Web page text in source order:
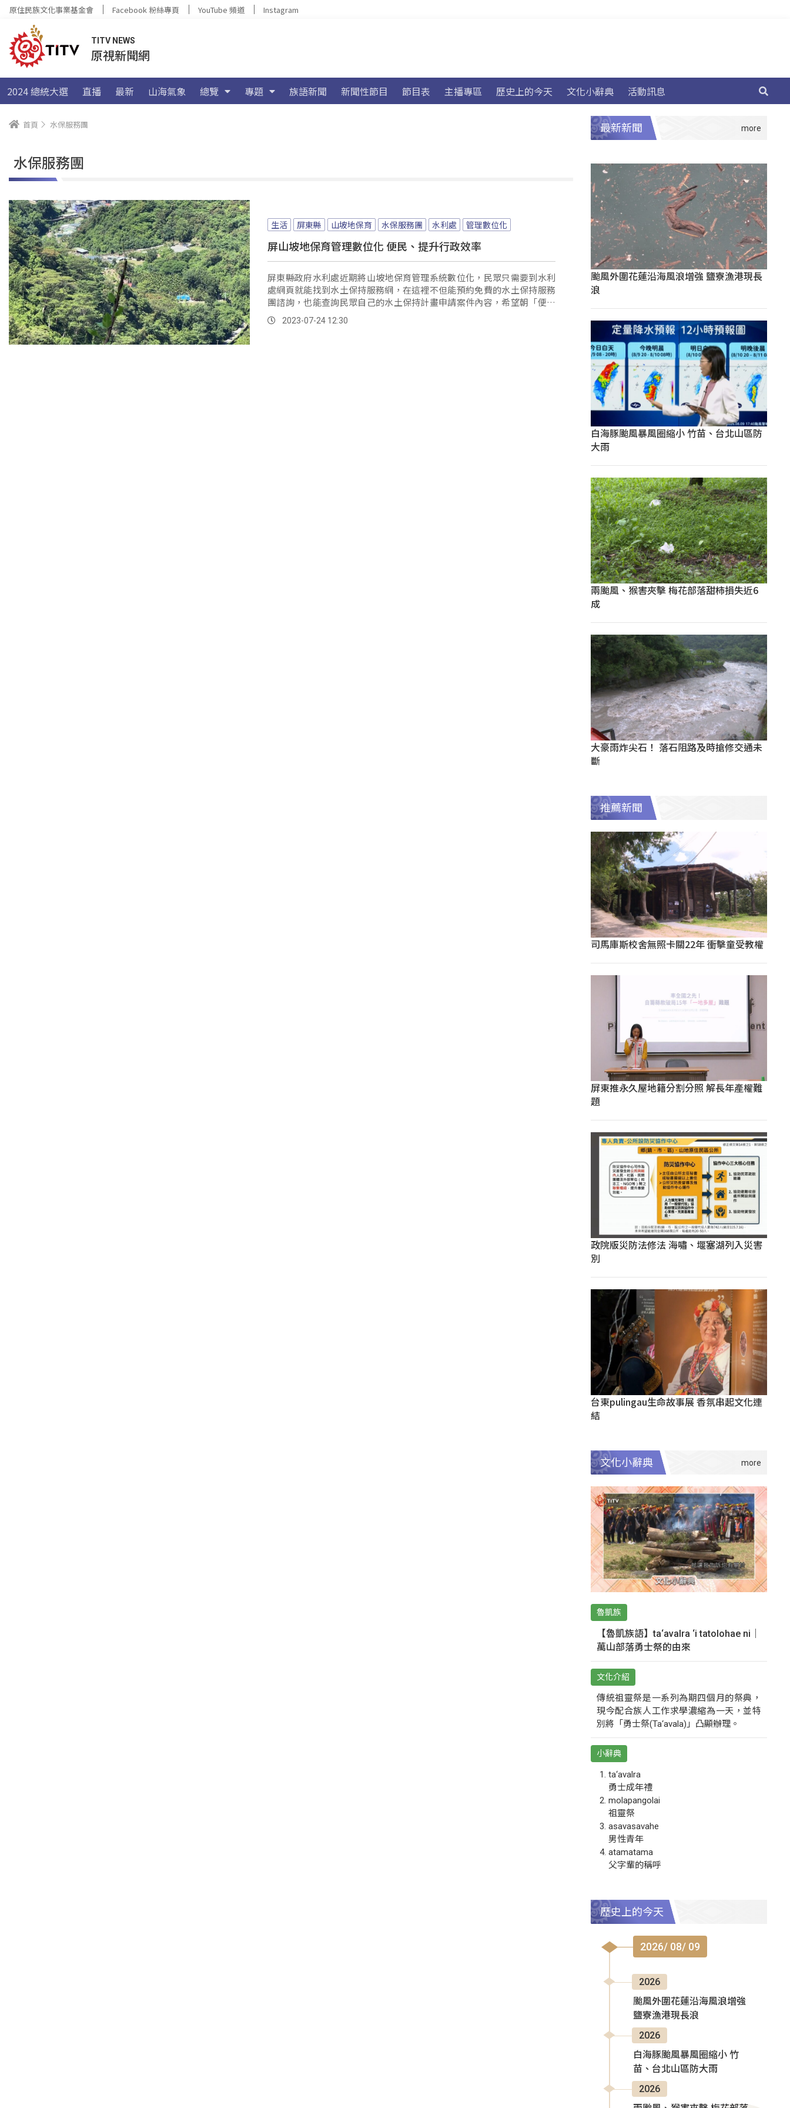
原住民族文化事業基金會 Facebook 粉絲專頁 YouTube 頻道 Instagram
TITV NEWS
原視新聞網
2024 總統大選 直播 最新 山海氣象 總覽 專題 族語新聞 新聞性節目 節目表 主播專區 歷史上的今天 文化小辭典 活動訊息
首頁 水保服務團
水保服務團
生活 屏東縣 山坡地保育 水保服務團 水利處 管理數位化
屏山坡地保育管理數位化 便民、提升行政效率
屏東縣政府水利處近期將山坡地保育管理系統數位化，民眾只需要到水利
處網頁就能找到水土保持服務網，在這裡不但能預約免費的水土保持服務
團諮詢，也能查詢民眾自己的水土保持計畫申請案件內容，希望朝「便民
服務」與「提升行政效率」兩大主軸邁進。
2023-07-24 12:30
最新新聞
颱風外圍花蓮沿海風浪增強 鹽寮漁港現長
浪
白海豚颱風暴風圈縮小 竹苗、台北山區防
大雨
兩颱風、猴害夾擊 梅花部落甜柿損失近6
成
大豪雨炸尖石！ 落石阻路及時搶修交通未
斷
推薦新聞
司馬庫斯校舍無照卡關22年 衝擊童受教權
屏東推永久屋地籍分割分照 解長年產權難
題
政院版災防法修法 海嘯、堰塞湖列入災害
別
台東pulingau生命故事展 香氛串起文化連
結
文化小辭典
魯凱族
【魯凱族語】ta‘avalra ‘i tatolohae ni｜
萬山部落勇士祭的由來
文化介紹
傳統祖靈祭是一系列為期四個月的祭典，
現今配合族人工作求學濃縮為一天，並特
別將「勇士祭(Ta‘avala)」凸顯辦理。
小辭典
ta‘avalra
勇士成年禮
molapangolai
祖靈祭
asavasavahe
男性青年
atamatama
父字輩的稱呼
歷史上的今天
2026/ 08/ 09
2026
颱風外圍花蓮沿海風浪增強
鹽寮漁港現長浪
2026
白海豚颱風暴風圈縮小 竹
苗、台北山區防大雨
2026